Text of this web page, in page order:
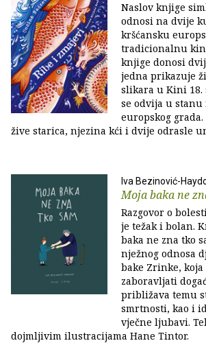
Naslov knjige
odnosi na dvije
kršćansku
tradicionalnu
knjige donosi
jedna prikazuje
slikara u Kini 18.
se odvija u stanu
europskog
žive starica, njezina kći i dvije odrasle
Iva Bezinović-
Moja baka ne
Razgovor o
je težak i bolan.
baka ne zna tko
nježnog odnosa
bake Zrinke,
zaboravljati
približava temu
smrtnosti, kao i
vječne ljubavi.
dojmljivim ilustracijama Hane Tintor.